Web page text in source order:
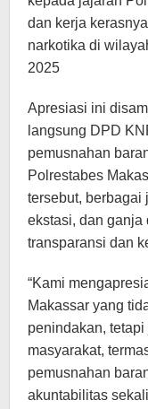
dan kerja
narkotika di
2025
Apresiasi ini
langsung DPD
pemusnahan
Polrestabes
tersebut, berbagai
ekstasi, dan ganja
transparansi dan
“Kami
Makassar yang
penindakan,
masyarakat,
pemusnahan
akuntabilitas